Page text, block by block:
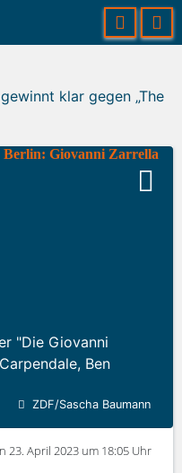
klar gegen „The
"Die Giovanni
Ben
ZDF/Sascha Baumann
23. April 2023 um 18:05 Uhr